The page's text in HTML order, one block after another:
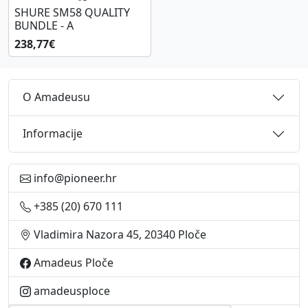
SHURE SM58 QUALITY
BUNDLE - A
238,77€
O Amadeusu
Informacije
info@pioneer.hr
+385 (20) 670 111
Vladimira Nazora 45, 20340 Ploče
Amadeus Ploče
amadeusploce